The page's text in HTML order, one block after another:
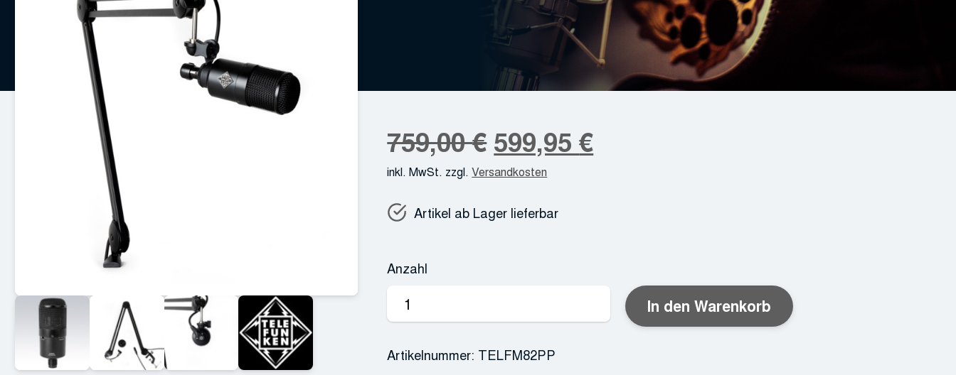
759,00€ Ursprünglicher
Preis
war:
599,95€Aktueller
inkl. MwSt. zzgl.Versandkosten
Artikel ab Lager lieferbar
Anzahl
Telefunken
M82
Package
In den Warenkorb
Artikelnummer: TELFM82PP